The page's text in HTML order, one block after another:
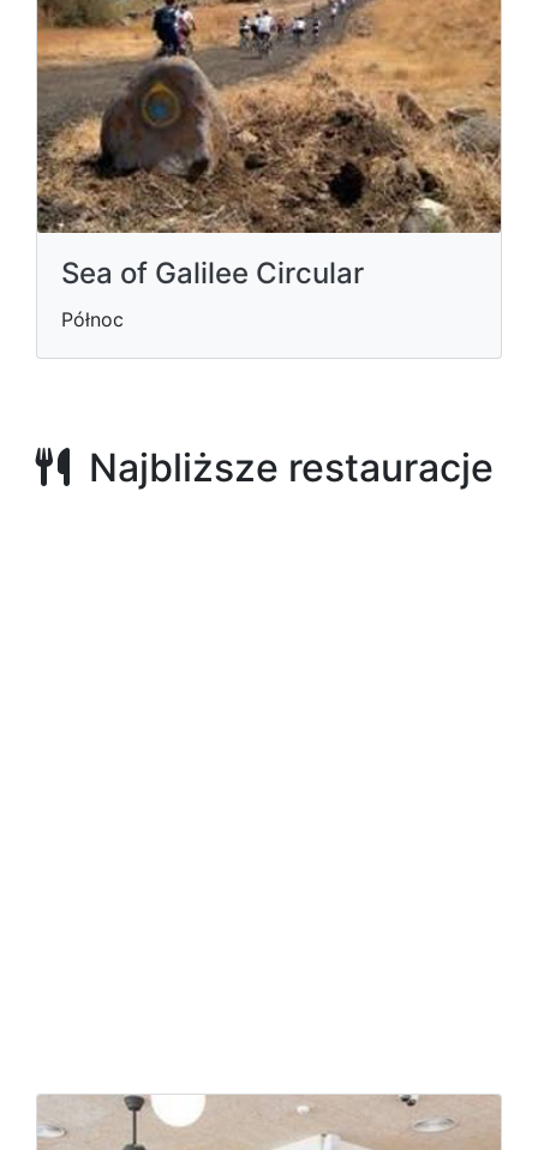
Sea of Galilee Circular
Północ
Najbliższe restauracje